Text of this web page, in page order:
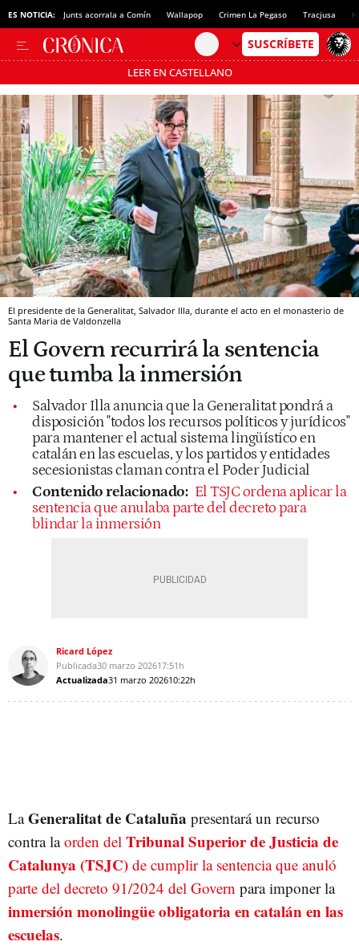
ES NOTICIA: Junts acorrala a Comín Wallapop Crimen La Pegaso Tracjusa
LEER EN CASTELLANO
Pásate al MODO AHORRO
El presidente de la Generalitat, Salvador Illa, durante el acto en el monasterio de
Santa Maria de Valdonzella
El Govern recurrirá la sentencia
que tumba la inmersión
Salvador Illa anuncia que la Generalitat pondrá a
disposición "todos los recursos políticos y jurídicos"
para mantener el actual sistema lingüístico en
catalán en las escuelas, y los partidos y entidades
secesionistas claman contra el Poder Judicial
Contenido relacionado: El TSJC ordena aplicar la
sentencia que anulaba parte del decreto para
blindar la inmersión
Ricard López
Publicada30 marzo 202617:51h
Actualizada31 marzo 202610:22h
LaGeneralitat de Cataluña presentará un recurso
contra laorden del Tribunal Superior de Justicia de
Catalunya (TSJC) de cumplir la sentencia que anuló
parte del decreto 91/2024 del Govern para imponer la
inmersión monolingüe obligatoria en catalán en las
escuelas.